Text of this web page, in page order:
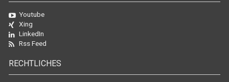
Youtube
Xing
LinkedIn
Rss Feed
RECHTLICHES